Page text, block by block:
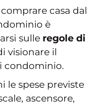
casa dal
è
sulle regole di
visionare il
condominio.
le spese previste
ascensore,